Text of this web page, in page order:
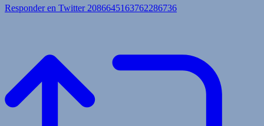
Responder en Twitter 2086645163762286736